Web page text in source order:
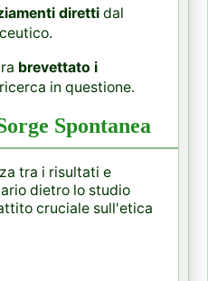
direttidal
brevettato i
in questione.
Spontanea
tra i risultati e
dietro lo studio
cruciale sull'etica